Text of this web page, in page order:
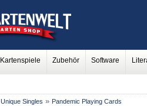
Kartenspiele Zubehör Software
Unique Singles » Pandemic Playing Cards